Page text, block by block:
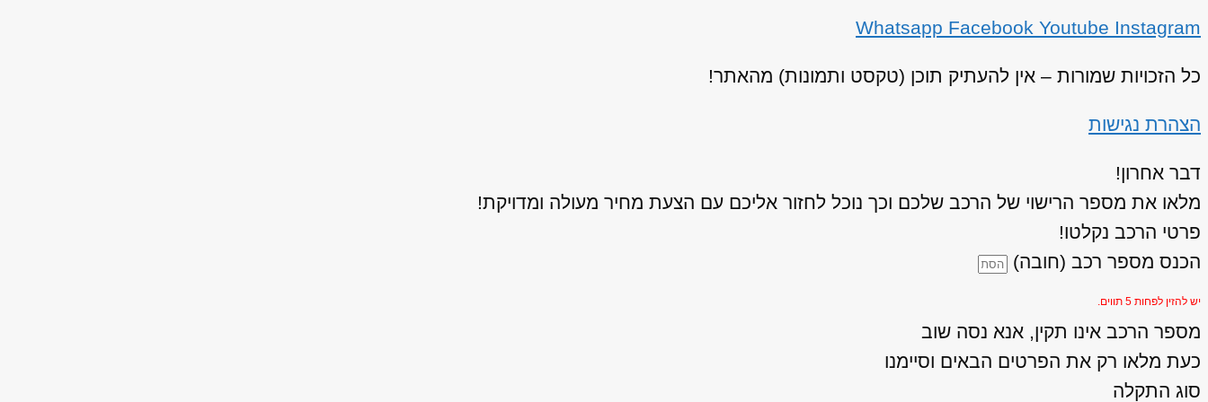
Whatsapp Facebook Youtube Instagram
כל הזכויות שמורות – אין להעתיק תוכן (טקסט ותמונות) מהאתר!
הצהרת נגישות
דבר אחרון!
מלאו את מספר הרישוי של הרכב שלכם וכך נוכל לחזור אליכם עם הצעת מחיר מעולה ומדויקת!
פרטי הרכב נקלטו!
הכנס מספר רכב (חובה)
יש להזין לפחות 5 תווים.
מספר הרכב אינו תקין, אנא נסה שוב
כעת מלאו רק את הפרטים הבאים וסיימנו
סוג התקלה